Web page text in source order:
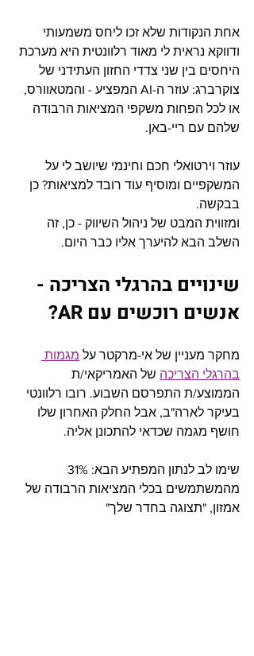
אחת הנקודות שלא זכו ליחס משמעותי
ודווקא נראית לי מאוד רלוונטית היא מערכת
היחסים בין שני צדדי החזון העתידני של
צוקרברג: עוזר ה-AI המפציע - והמטאוורס,
או לכל הפחות משקפי המציאות הרבודה
שלהם עם ריי-באן.
עוזר וירטואלי חכם וחינמי שיושב לי על
המשקפיים ומוסיף עוד רובד למציאות? כן
בבקשה.
ומזווית המבט של ניהול השיווק - כן, זה
השלב הבא להיערך אליו כבר היום.
שינויים בהרגלי הצריכה -
אנשים רוכשים עם AR?
מחקר מעניין של אי-מרקטר על מגמות
בהרגלי הצריכה של האמריקאי/ת
הממוצע/ת התפרסם השבוע. רובו רלוונטי
בעיקר לארה"ב, אבל החלק האחרון שלו
חושף מגמה שכדאי להתכונן אליה.
מהמשתמשים בכלי המציאות הרבודה של
אמזון, "תצוגה בחדר שלך"